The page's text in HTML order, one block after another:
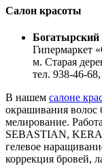
Салон красоты
Богатырский
Гипермаркет
м. Старая
тел. 938-46-
В нашем салоне
окрашивания волос
мелирование.
SEBASTIAN,
гелевое
коррекция бровей,